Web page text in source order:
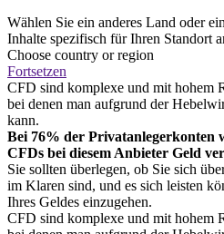
Wählen Sie ein anderes Land oder
Inhalte spezifisch für Ihren Standort
Choose country or region
Fortsetzen
CFD sind komplexe und mit hohem
bei denen man aufgrund der
kann.
Bei 76% der Privatanlegerkonten
CFDs bei diesem Anbieter Geld
Sie sollten überlegen, ob Sie sich
im Klaren sind, und es sich leisten
Ihres Geldes einzugehen.
CFD sind komplexe und mit hohem